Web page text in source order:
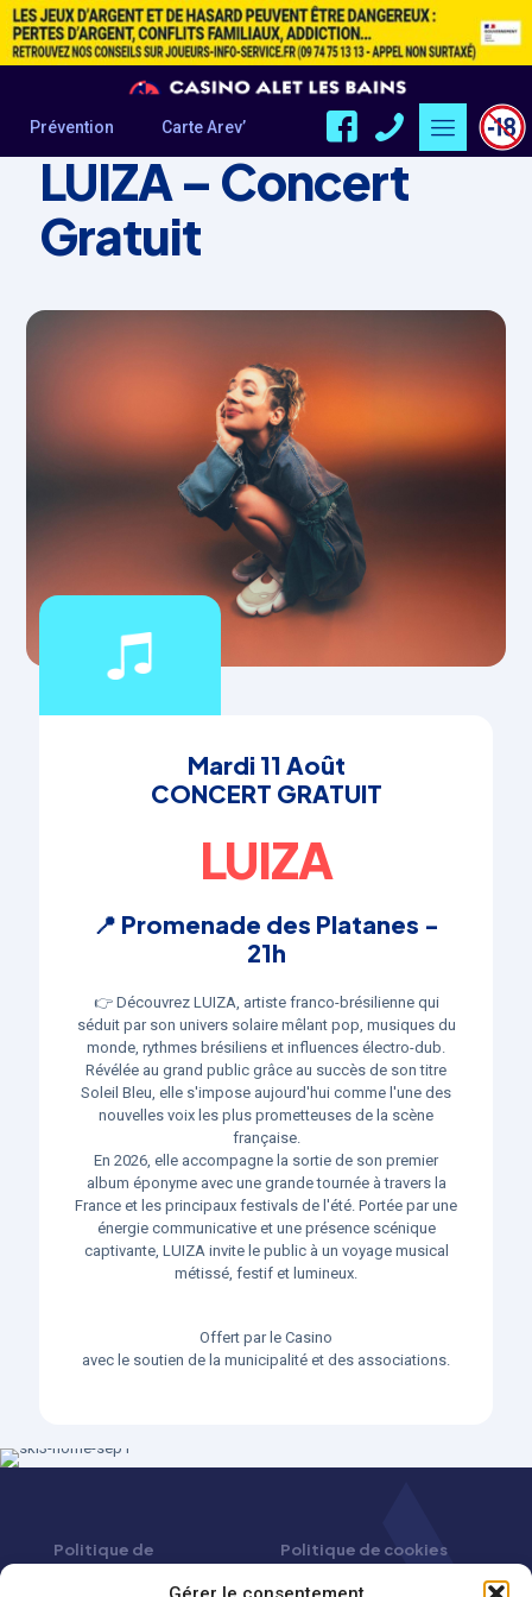
Prévention Carte Arev’
ÉVÈNEMENT
LUIZA – Concert
Gratuit
Mardi 11 Août
CONCERT GRATUIT
LUIZA
📍 Promenade des Platanes -
21h
👉 Découvrez LUIZA, artiste franco-brésilienne qui
séduit par son univers solaire mêlant pop, musiques du
monde, rythmes brésiliens et influences électro-dub.
Révélée au grand public grâce au succès de son titre
Soleil Bleu, elle s'impose aujourd'hui comme l'une des
nouvelles voix les plus prometteuses de la scène
française.
En 2026, elle accompagne la sortie de son premier
album éponyme avec une grande tournée à travers la
France et les principaux festivals de l'été. Portée par une
énergie communicative et une présence scénique
captivante, LUIZA invite le public à un voyage musical
métissé, festif et lumineux.
Offert par le Casino
avec le soutien de la municipalité et des associations.
Politique de
Politique de cookies